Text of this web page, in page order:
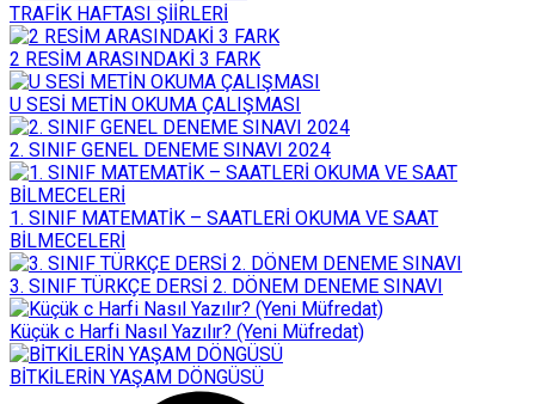
TRAFİK HAFTASI ŞİİRLERİ
2 RESİM ARASINDAKİ 3 FARK
U SESİ METİN OKUMA ÇALIŞMASI
2. SINIF GENEL DENEME SINAVI 2024
1. SINIF MATEMATİK – SAATLERİ OKUMA VE SAAT
BİLMECELERİ
3. SINIF TÜRKÇE DERSİ 2. DÖNEM DENEME SINAVI
Küçük c Harfi Nasıl Yazılır? (Yeni Müfredat)
BİTKİLERİN YAŞAM DÖNGÜSÜ